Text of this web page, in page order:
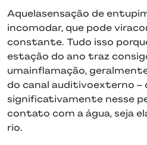
Aquelasensação de
incomodar, que pode
constante. Tudo isso
estação do ano traz
umainflamação,
do canal auditivoexterno –
significativamente nesse
contato com a água, seja
rio.